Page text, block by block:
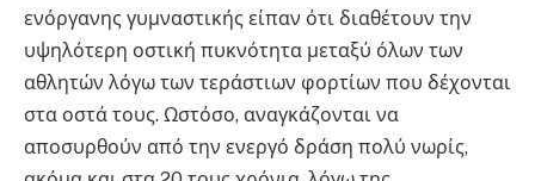
ενόργανης γυμναστικής είπαν ότι διαθέτουν την
υψηλότερη οστική πυκνότητα μεταξύ όλων των
αθλητών λόγω των τεράστιων φορτίων που δέχονται
στα οστά τους. Ωστόσο, αναγκάζονται να
αποσυρθούν από την ενεργό δράση πολύ νωρίς,